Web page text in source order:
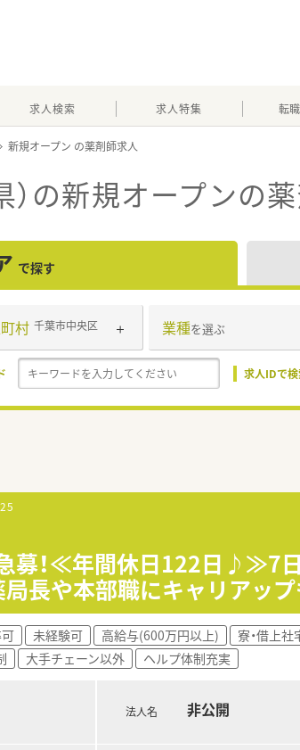
求人検索 求人特集 転
新規オープン
）の新規オープンの
で探す
村 千葉市中央区 業種を選ぶ
求人IDで
募！≪年間休日122日♪≫7
長や本部職にキャリアップ
未経験可 高給与(600万円以上) 寮・借上社
大手チェーン以外 ヘルプ体制充実
法人名 非公開